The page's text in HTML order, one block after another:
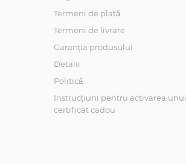
Termeni de plată
Termeni de livrare
Garanția produsului
Detalii
Politică
Instrucțiuni pentru activarea unui
certificat cadou